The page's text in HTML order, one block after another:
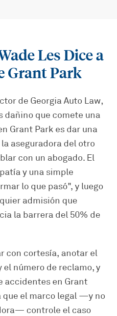
Les Dice a
Grant Park
de Georgia Auto Law,
dañino que comete una
Grant Park es dar una
aseguradora del otro
con un abogado. El
y una simple
lo que pasó", y luego
admisión que
la barrera del 50% de
con cortesía, anotar el
número de reclamo, y
accidentes en Grant
que el marco legal —y no
controle el caso